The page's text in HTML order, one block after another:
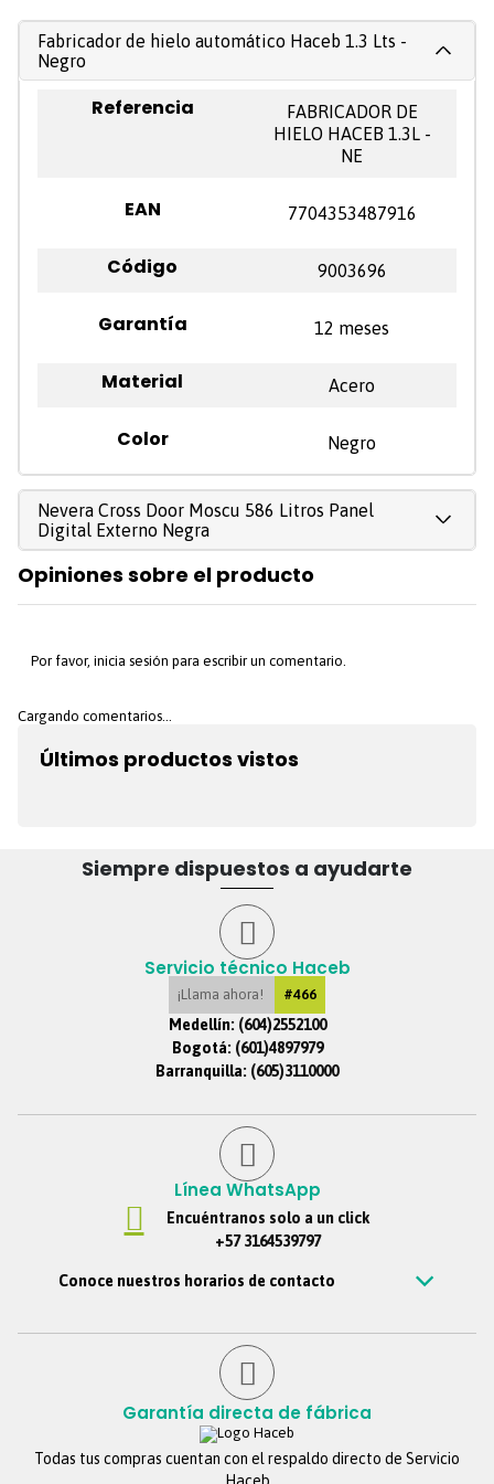
Fabricador de hielo automático Haceb 1.3 Lts -
Negro
Referencia
FABRICADOR DE
HIELO HACEB 1.3L -
NE
EAN 7704353487916
Código 9003696
Garantía 12 meses
Material Acero
Color Negro
Nevera Cross Door Moscu 586 Litros Panel
Digital Externo Negra
Ancho
NE R2
Tipo consumo
Dispensador de Agua No
Iluminación
Panel de Control Digital
Consumo Energía
Capacidad neta en
litros
congelador
Capacidad neta 229 Lts
Material De Las
Bandejas
Vidrio templado
Panel Digital
Opiniones sobre el producto
Por favor, inicia sesión para escribir un comentario.
Cargando comentarios…
Últimos productos vistos
Siempre dispuestos a ayudarte
Servicio técnico Haceb
¡Llama ahora! #466
Medellín: (604)2552100
Bogotá: (601)4897979
Barranquilla: (605)3110000
Línea WhatsApp
Encuéntranos solo a un click
+57 3164539797
Conoce nuestros horarios de contacto
am a 6 pm, Jornada continua. Domingos y festivos no se tendrá
atención. Si nos escribes por fuera de este horario, te
contestaremos tan pronto estemos de regreso.
Garantía directa de fábrica
Todas tus compras cuentan con el respaldo directo de Servicio
Haceb